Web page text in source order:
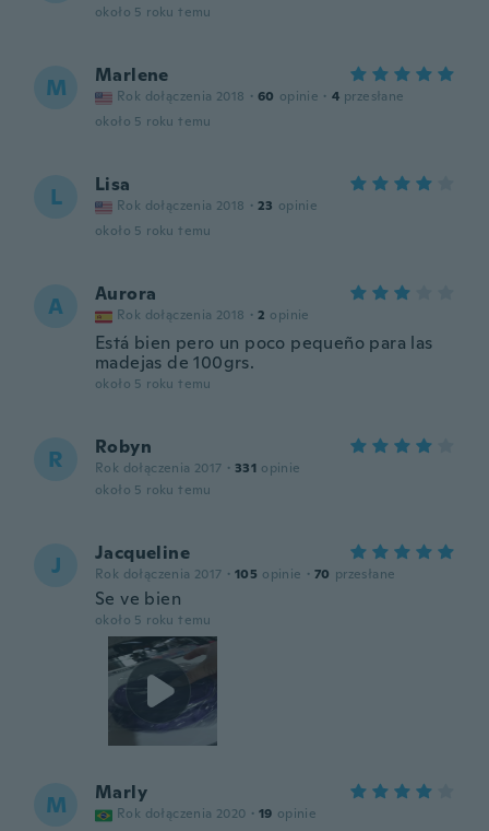
około 5 roku temu
M Marlene
Rok dołączenia 2018 · 60 opinie · 4 przesłane
około 5 roku temu
L Lisa
Rok dołączenia 2018 · 23 opinie
około 5 roku temu
A Aurora
Rok dołączenia 2018 · 2 opinie
Está bien pero un poco pequeño para las
madejas de 100grs.
około 5 roku temu
R Robyn
Rok dołączenia 2017 · 331 opinie
około 5 roku temu
J Jacqueline
Rok dołączenia 2017 · 105 opinie · 70 przesłane
Se ve bien
około 5 roku temu
M Marly
Rok dołączenia 2020 · 19 opinie